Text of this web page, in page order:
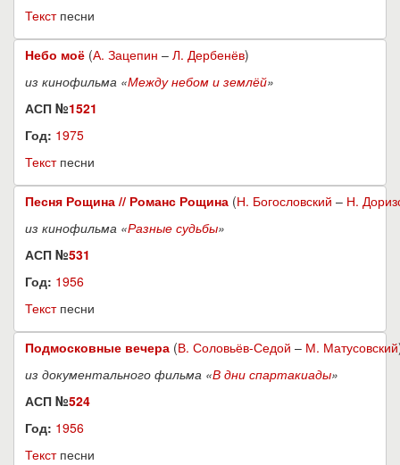
Текстпесни
Небо моё (А. Зацепин – Л. Дербенёв)
из кинофильма «Между небом и землёй»
АСП №1521
Год: 1975
Текстпесни
Песня Рощина // Романс Рощина (Н. Богословский – Н.
из кинофильма «Разные судьбы»
АСП №531
Год: 1956
Текстпесни
Подмосковные вечера (В. Соловьёв-Седой – М. Матусовский
из документального фильма «В дни спартакиады»
АСП №524
Год: 1956
Текстпесни